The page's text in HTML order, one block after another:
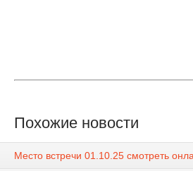
Похожие новости
Место встречи 01.10.25 смотреть